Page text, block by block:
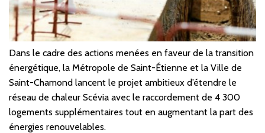
Dans le cadre des actions menées en faveur de la transition
énergétique, la Métropole de Saint-Étienne et la Ville de
Saint-Chamond lancent le projet ambitieux d’étendre le
réseau de chaleur Scévia avec le raccordement de 4 300
logements supplémentaires tout en augmentant la part des
énergies renouvelables.